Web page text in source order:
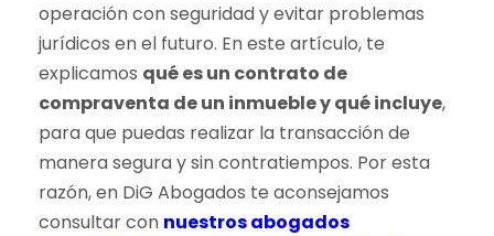
operación con seguridad y evitar problemas
jurídicos en el futuro. En este artículo, te
explicamos qué es un contrato de
compraventa de un inmueble y qué incluye,
para que puedas realizar la transacción de
manera segura y sin contratiempos. Por esta
razón, en DiG Abogados te aconsejamos
consultar con nuestros abogados